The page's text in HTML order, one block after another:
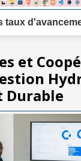
taux
et
Durable